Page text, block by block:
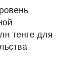
тенге для